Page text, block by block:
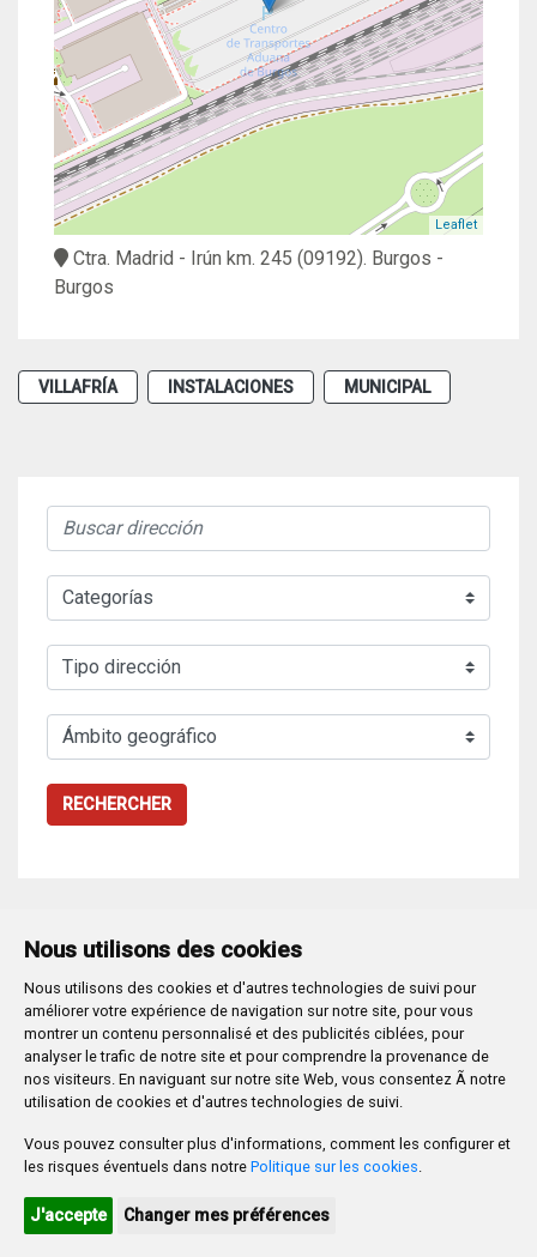
Nous utilisons des cookies
Nous utilisons des cookies et d'autres technologies de suivi pour
améliorer votre expérience de navigation sur notre site, pour vous
montrer un contenu personnalisé et des publicités ciblées, pour
analyser le trafic de notre site et pour comprendre la provenance de
nos visiteurs. En naviguant sur notre site Web, vous consentez Ã notre
utilisation de cookies et d'autres technologies de suivi.
Vous pouvez consulter plus d'informations, comment les configurer et
les risques éventuels dans notre Politique sur les cookies.
J'accepte Changer mes préférences
Leaflet
Ctra. Madrid - Irún km. 245 (09192). Burgos -
Burgos
VILLAFRÍA INSTALACIONES MUNICIPAL
RECHERCHER
Plaza Mayor 1- 09071BURGOS
947 288 800 CIF: P-0906100-C
CONTACTO | AVISOS, QUEJAS Y SUGERENCIAS
CANAL DE DENUNCIAS
MAPA WEB
AVISO LEGAL
PROMUEVE BURGOS